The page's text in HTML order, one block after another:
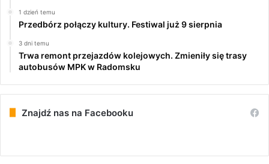
1 dzień temu
Przedbórz połączy kultury. Festiwal już 9 sierpnia
3 dni temu
Trwa remont przejazdów kolejowych. Zmieniły się trasy
autobusów MPK w Radomsku
Znajdź nas na Facebooku